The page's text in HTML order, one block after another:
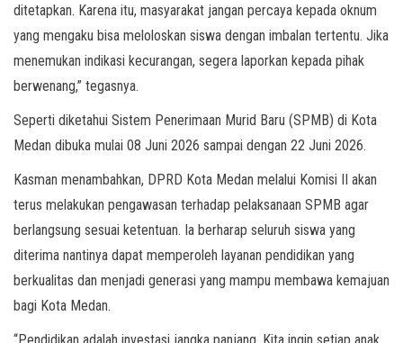
ditetapkan. Karena itu, masyarakat jangan percaya kepada oknum
yang mengaku bisa meloloskan siswa dengan imbalan tertentu. Jika
menemukan indikasi kecurangan, segera laporkan kepada pihak
berwenang,” tegasnya.
Seperti diketahui Sistem Penerimaan Murid Baru (SPMB) di Kota
Medan dibuka mulai 08 Juni 2026 sampai dengan 22 Juni 2026.
Kasman menambahkan, DPRD Kota Medan melalui Komisi II akan
terus melakukan pengawasan terhadap pelaksanaan SPMB agar
berlangsung sesuai ketentuan. Ia berharap seluruh siswa yang
diterima nantinya dapat memperoleh layanan pendidikan yang
berkualitas dan menjadi generasi yang mampu membawa kemajuan
bagi Kota Medan.